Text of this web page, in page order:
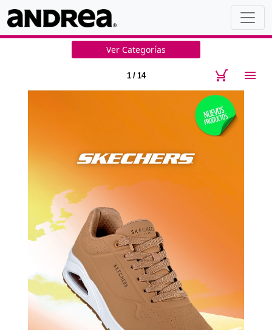
Ver Categorías